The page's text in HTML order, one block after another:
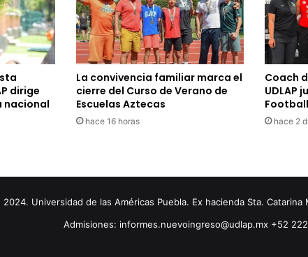
dirige
nacional
La convivencia familiar marca el
cierre del Curso de Verano de
Escuelas Aztecas
hace 16 horas
Coach
UDLAP
hace 2
Universidad de las Américas Puebla. Ex hacienda Sta.
Admisiones: informes.nuevoingreso@udlap.mx +52